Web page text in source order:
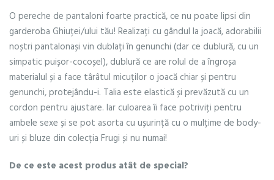
puișori
gălbiori
O pereche de pantaloni foarte practică, ce nu poate lipsi din
garderoba Ghiuței/ului tău! Realizați cu gândul la joacă, adorabilii
noștri pantalonași vin dublați în genunchi (dar ce dublură, cu un
simpatic puișor-cocoșel), dublură ce are rolul de a îngroșa
materialul și a face târâtul micuților o joacă chiar și pentru
genunchi, protejându-i. Talia este elastică și prevăzută cu un
cordon pentru ajustare. Iar culoarea îi face potriviți pentru
ambele sexe și se pot asorta cu ușurință cu o mulțime de body-
uri și bluze din colecția Frugi și nu numai!
De ce este acest produs atât de special?